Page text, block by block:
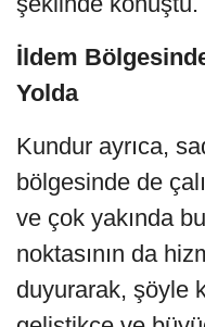
İldem
Yolda
Kundur ayrıca,
bölgesinde de
ve çok yakında
noktasının da
duyurarak, şöyle